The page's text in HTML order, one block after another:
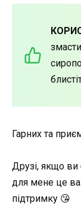
Гарних та
Друзі, якщо ви
для мене це
підтримку 😘